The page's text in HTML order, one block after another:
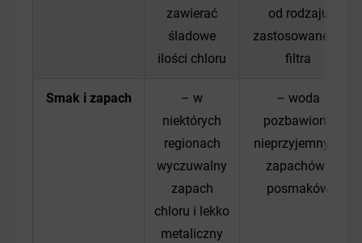
zawierać
śladowe
ilości chloru
od rodzaju
zastosowanego
filtra
Smak i zapach
– w
niektórych
regionach
wyczuwalny
zapach
chloru i lekko
metaliczny
– woda
pozbawiona
nieprzyjemnych
zapachów i
posmaków